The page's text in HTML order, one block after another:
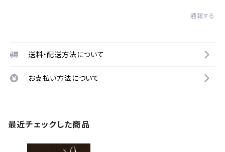
通報する
送料・配送方法について
お支払い方法について
最近チェックした商品